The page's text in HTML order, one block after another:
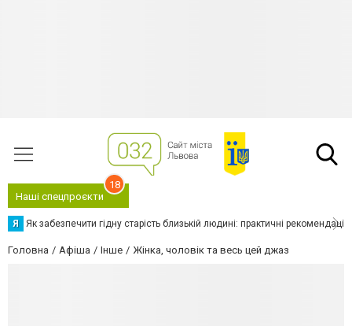
Наші спецпроєкти
18
Я Як забезпечити гідну старість близькій людині: практичні рекомендації
Головна Афіша Інше Жінка, чоловік та весь цей джаз